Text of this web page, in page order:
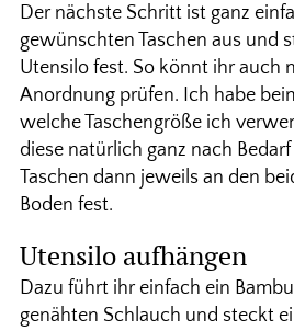
Der nächste Schritt ist ganz
gewünschten Taschen aus und
Utensilo fest. So könnt ihr auch
Anordnung prüfen. Ich habe
welche Taschengröße ich
diese natürlich ganz nach
Taschen dann jeweils an den
Boden fest.
Utensilo aufhängen
Dazu führt ihr einfach ein
genähten Schlauch und steckt